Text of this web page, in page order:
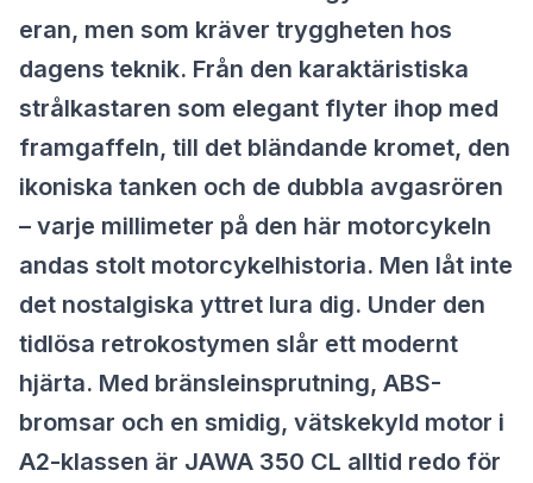
eran, men som kräver tryggheten hos
dagens teknik. Från den karaktäristiska
strålkastaren som elegant flyter ihop med
framgaffeln, till det bländande kromet, den
ikoniska tanken och de dubbla avgasrören
– varje millimeter på den här motorcykeln
andas stolt motorcykelhistoria. Men låt inte
det nostalgiska yttret lura dig. Under den
tidlösa retrokostymen slår ett modernt
hjärta. Med bränsleinsprutning, ABS-
bromsar och en smidig, vätskekyld motor i
A2-klassen är JAWA 350 CL alltid redo för